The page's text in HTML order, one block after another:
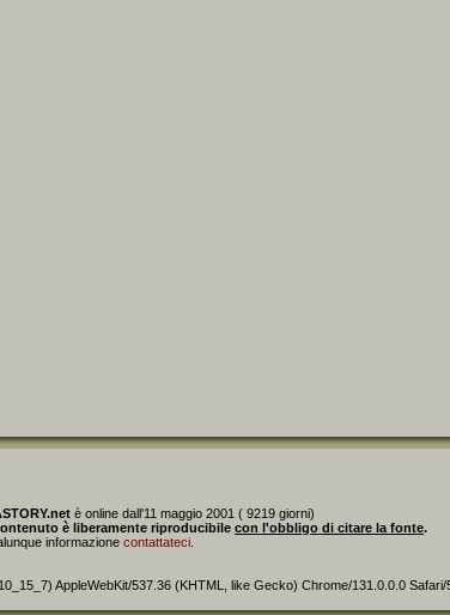
è online dall'11 maggio 2001 ( 9219 giorni)
è liberamente riproducibile con l'obbligo di citare la fonte.
informazione contattateci
AppleWebKit/537.36 (KHTML, like Gecko) Chrome/131.0.0.0